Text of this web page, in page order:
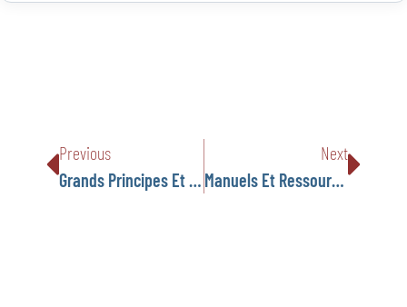
Previous
Grands Principes Et Enjeux De La Durabilité Et De L’ESG En Contexte FLAM
Next
Manuels Et Ressources Utilisés Par Les FLAM